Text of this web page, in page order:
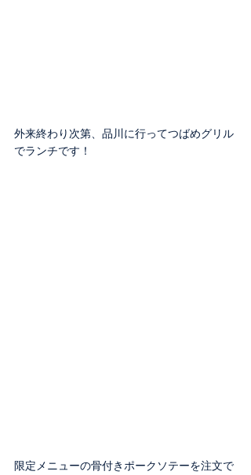
外来終わり次第、品川に行ってつばめグリル
でランチです！
限定メニューの骨付きポークソテーを注文で